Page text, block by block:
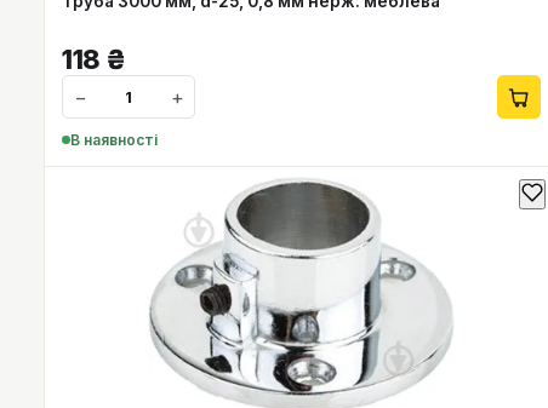
118 ₴
− +
В наявності